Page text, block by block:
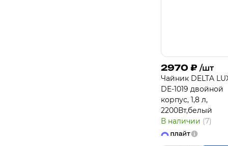
2970 ₽ /шт
Чайник DELTA
DE-1019 двойной
корпус, 1,8 л,
2200Вт,белый
В наличии (7)